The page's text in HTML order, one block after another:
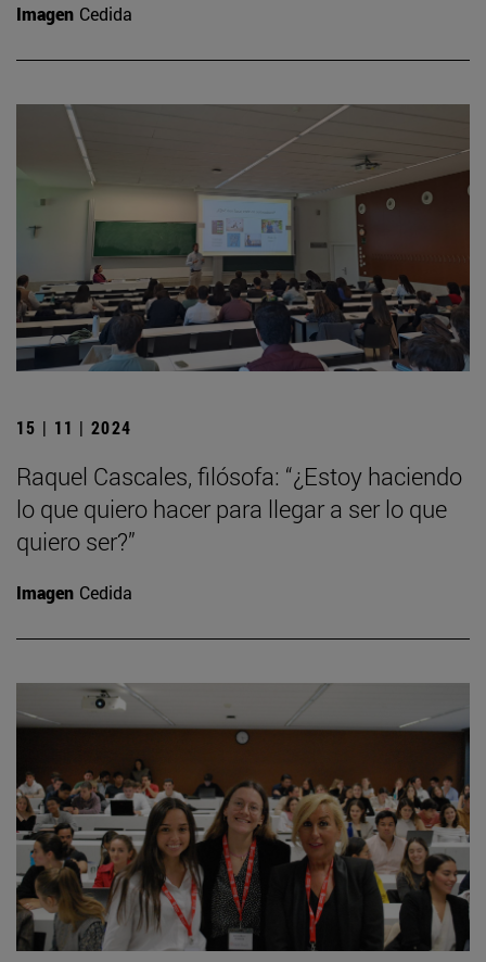
Imagen Cedida
15 | 11 | 2024
Raquel Cascales, filósofa: “¿Estoy haciendo
lo que quiero hacer para llegar a ser lo que
quiero ser?”
Imagen Cedida